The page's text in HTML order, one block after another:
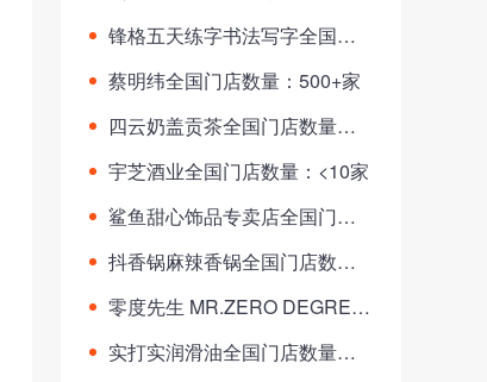
锋格五天练字书法写字全国门
蔡明纬全国门店数量：500+家
四云奶盖贡茶全国门店数量：8
宇芝酒业全国门店数量：<10家
鲨鱼甜心饰品专卖店全国门店
抖香锅麻辣香锅全国门店数
零度先生 MR.ZERO DEGREE
实打实润滑油全国门店数量：3